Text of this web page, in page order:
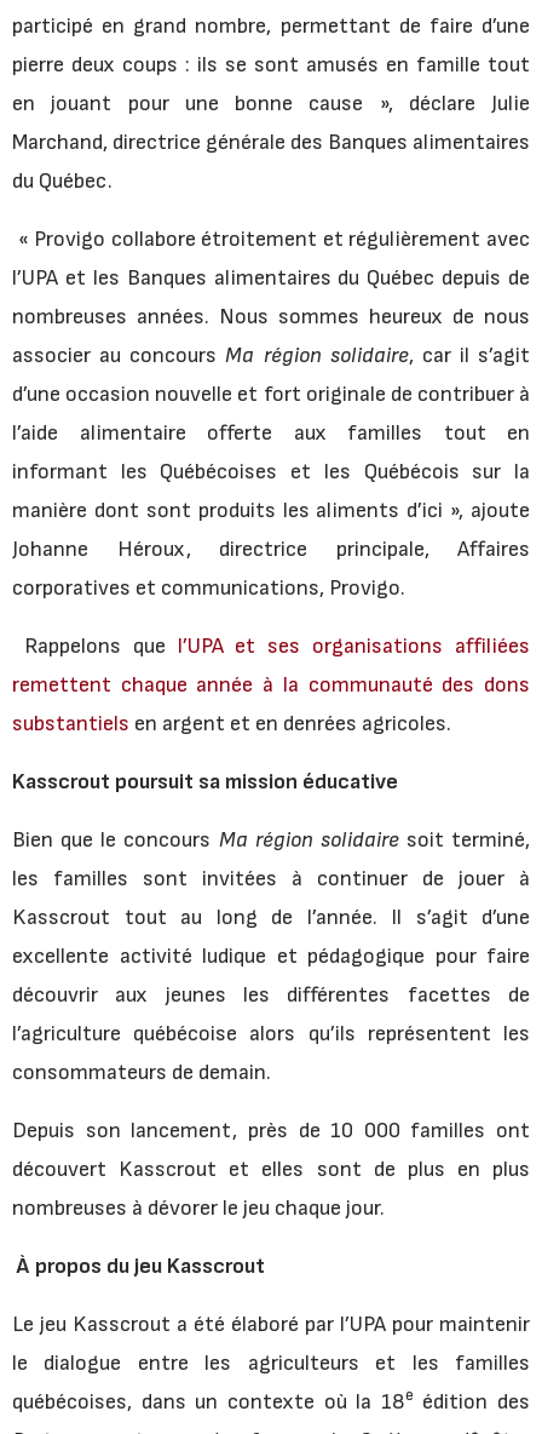
participé en grand nombre, permettant de faire d’une
pierre deux coups : ils se sont amusés en famille tout
en jouant pour une bonne cause », déclare Julie
Marchand, directrice générale des Banques alimentaires
du Québec.
« Provigo collabore étroitement et régulièrement avec
l’UPA et les Banques alimentaires du Québec depuis de
nombreuses années. Nous sommes heureux de nous
associer au concoursMa région solidaire, car il s’agit
d’une occasion nouvelle et fort originale de contribuer à
l’aide alimentaire offerte aux familles tout en
informant les Québécoises et les Québécois sur la
manière dont sont produits les aliments d’ici », ajoute
Johanne Héroux, directrice principale, Affaires
corporatives et communications, Provigo.
Rappelons que l’UPA et ses organisations affiliées
remettent chaque année à la communauté des dons
substantiels en argent et en denrées agricoles.
Kasscrout poursuit sa mission éducative
Bien que le concours Ma région solidaire soit terminé,
les familles sont invitées à continuer de jouer à
Kasscrout tout au long de l’année. Il s’agit d’une
excellente activité ludique et pédagogique pour faire
découvrir aux jeunes les différentes facettes de
l’agriculture québécoise alors qu’ils représentent les
consommateurs de demain.
Depuis son lancement, près de 10 000 familles ont
découvert Kasscrout et elles sont de plus en plus
nombreuses à dévorer le jeu chaque jour.
À propos du jeu Kasscrout
Le jeu Kasscrout a été élaboré par l’UPA pour maintenir
le dialogue entre les agriculteurs et les familles
québécoises, dans un contexte où la 18e édition des